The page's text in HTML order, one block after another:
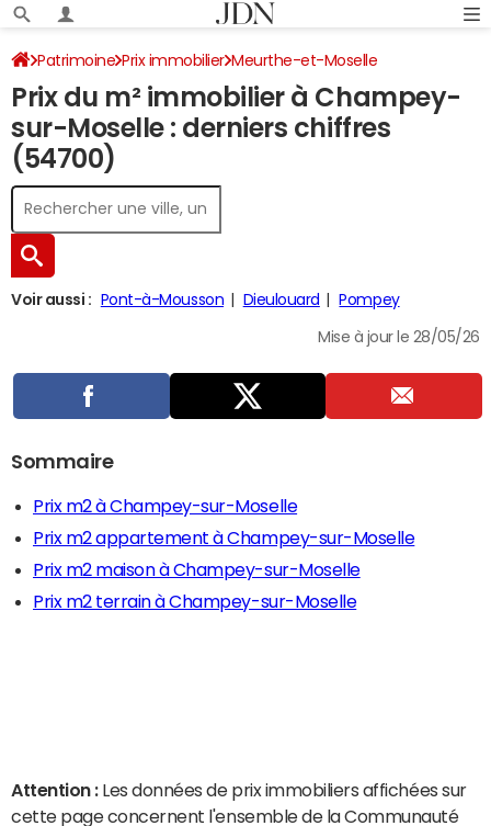
Patrimoine Prix immobilier Meurthe-et-Moselle
Champey-sur-Moselle
Prix du m² immobilier à Champey-
sur-Moselle : derniers chiffres
(54700)
Voir aussi : Pont-à-Mousson Dieulouard Pompey
Mise à jour le 28/05/26
Sommaire
Prix m2 à Champey-sur-Moselle
Prix m2 appartement à Champey-sur-Moselle
Prix m2 maison à Champey-sur-Moselle
Prix m2 terrain à Champey-sur-Moselle
Attention : Les données de prix immobiliers affichées sur
cette page concernent l'ensemble de la Communauté